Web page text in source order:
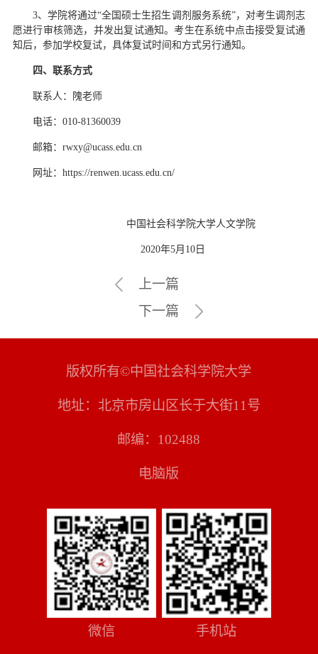
3、学院将通过“全国硕士生招生调剂服务系统”，对考生调剂志
愿进行审核筛选，并发出复试通知。考生在系统中点击接受复试通
知后，参加学校复试，具体复试时间和方式另行通知。
四、联系方式
联系人：隗老师
电话：010-81360039
邮箱：rwxy@ucass.edu.cn
网址：https://renwen.ucass.edu.cn/
中国社会科学院大学人文学院
2020年5月10日
上一篇
下一篇
版权所有©中国社会科学院大学
地址：北京市房山区长于大街11号
邮编：102488
电脑版
微信 手机站